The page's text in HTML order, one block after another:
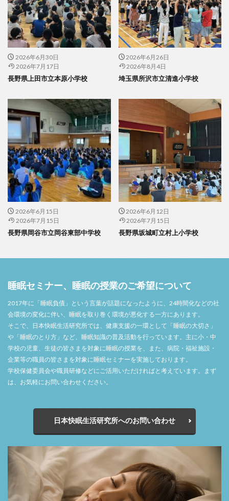
2026年6月30日
2026年7月17日
長野県上田市立本原小学校
2026年6月26日
2026年8月4日
埼玉県所沢市立清進小学校
2026年6月15日
2026年7月15日
長野県岡谷市立岡谷東部中学校
2026年6月12日
2026年7月15日
長野県坂城町立村上小学校
睡眠セミナー、睡眠の授業のご希望について
2017年に「睡眠負債」という言葉が話題になったように、24時間化などの社
会環境の変化に伴い、睡眠を取り巻く環境が悪化する一方にあります。
そこで、日本快眠生活研究所では、健康支援の一環として「睡眠の大切さ」
や「睡眠のとり方」など、睡眠知識の普及活動を行っています。主に小・中
学校の児童、生徒の皆さまを対象に睡眠の授業を、また、病院・福祉施設・
企業等の職員の皆さまを対象に睡眠セミナーを実施しております。
学校保健委員会や職員研修などにご活用いただければと考えています。まず
は、お気軽にお問い合わせください。
日本快眠生活研究所へのお問い合わせ